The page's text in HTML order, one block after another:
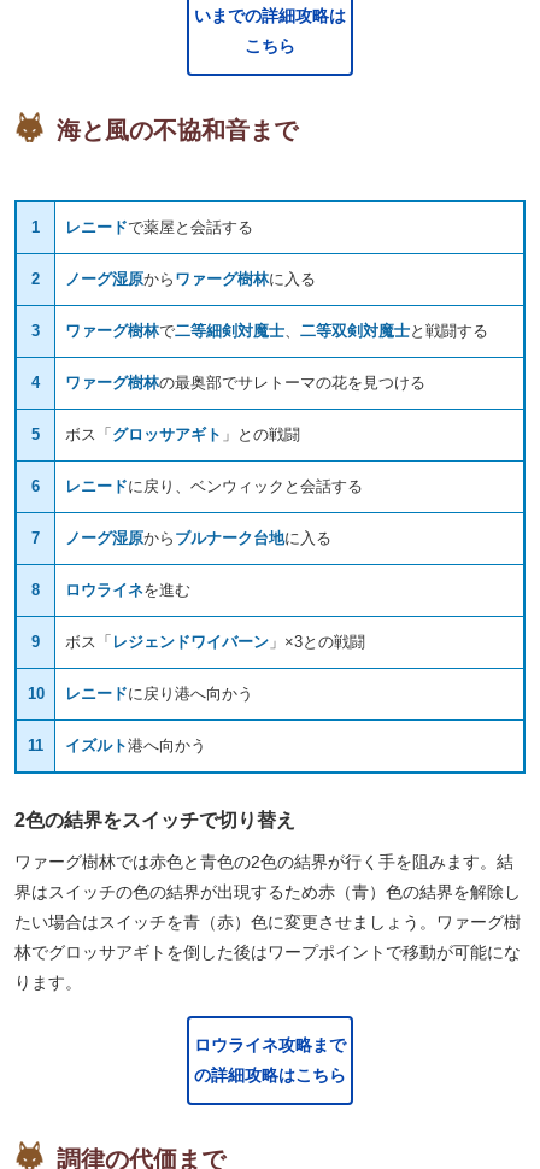
いまでの詳細攻略は
こちら
海と風の不協和音まで
1 レニードで薬屋と会話する
2 ノーグ湿原から ワァーグ樹林に入る
3 ワァーグ樹林で二等細剣対魔士 二等双剣対魔士と戦闘する
4 ワァーグ樹林の最奥部でサレトーマの花を見つける
5 ボス「グロッサアギト 」との戦闘
6 レニードに戻り、ベンウィックと会話する
7 ノーグ湿原から ブルナーク台地に入る
8 ロウライネを進む
9 ボス「 レジェンドワイバーン 」×3との戦闘
10 レニードに戻り港へ向かう
11 イズルト港へ向かう
2色の結界をスイッチで切り替え
ワァーグ樹林では赤色と青色の2色の結界が行く手を阻みます。結
界はスイッチの色の結界が出現するため赤（青）色の結界を解除し
たい場合はスイッチを青（赤）色に変更させましょう。ワァーグ樹
林でグロッサアギトを倒した後はワープポイントで移動が可能にな
ります。
ロウライネ攻略まで
の詳細攻略はこちら
調律の代価まで